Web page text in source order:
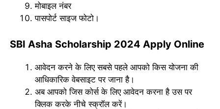
मोबाइल नंबर
पासपोर्ट साइज फोटो।
SBI Asha Scholarship 2024 Apply Online
आवेदन करने के लिए सबसे पहले आपको किस योजना की
आधिकारिक वेबसाइट पर जाना है।
अब आपको जिस कोर्स के लिए आवेदन करना है उस पर
क्लिक करके नीचे स्क्रॉल करें।